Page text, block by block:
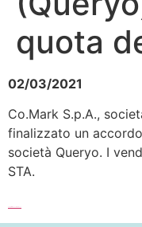
quota
02/03/2021
Co.Mark S.p.A.,
finalizzato un
società Queryo. I
STA.